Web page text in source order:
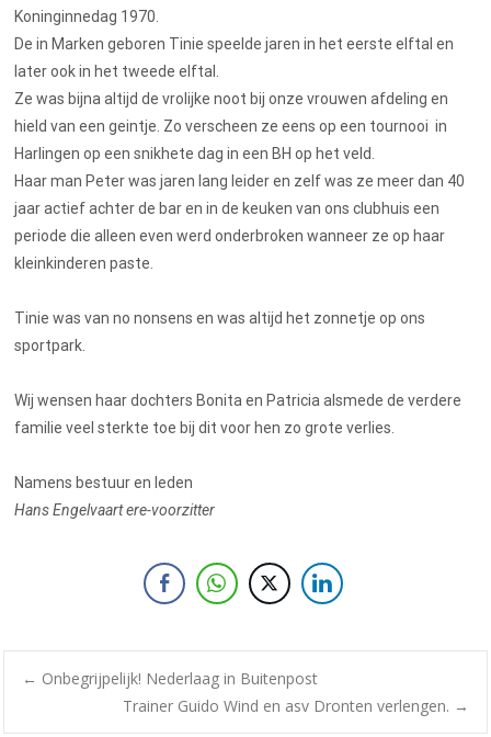
Koninginnedag 1970.
De in Marken geboren Tinie speelde jaren in het eerste elftal en
later ook in het tweede elftal.
Ze was bijna altijd de vrolijke noot bij onze vrouwen afdeling en
hield van een geintje. Zo verscheen ze eens op een tournooi in
Harlingen op een snikhete dag in een BH op het veld.
Haar man Peter was jaren lang leider en zelf was ze meer dan 40
jaar actief achter de bar en in de keuken van ons clubhuis een
periode die alleen even werd onderbroken wanneer ze op haar
kleinkinderen paste.
Tinie was van no nonsens en was altijd het zonnetje op ons
sportpark.
Wij wensen haar dochters Bonita en Patricia alsmede de verdere
familie veel sterkte toe bij dit voor hen zo grote verlies.
Namens bestuur en leden
Hans Engelvaart ere-voorzitter
← Onbegrijpelijk! Nederlaag in Buitenpost
Trainer Guido Wind en asv Dronten verlengen. →